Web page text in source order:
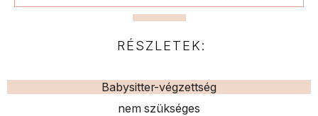
RÉSZLETEK:
Babysitter-végzettség
nem szükséges